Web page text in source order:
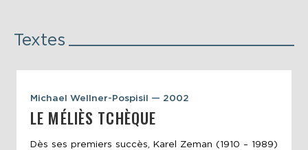
Textes
Michael Wellner-Pospisil — 2002
LE MÉLIÈS TCHÈQUE
Dès ses premiers succès, Karel Zeman (1910 – 1989)